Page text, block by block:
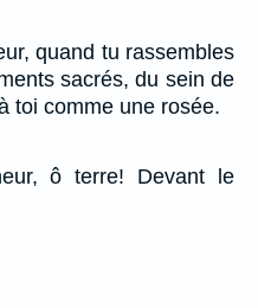
quand tu rassembles
sacrés, du sein de
toi comme une rosée.
ô terre! Devant le